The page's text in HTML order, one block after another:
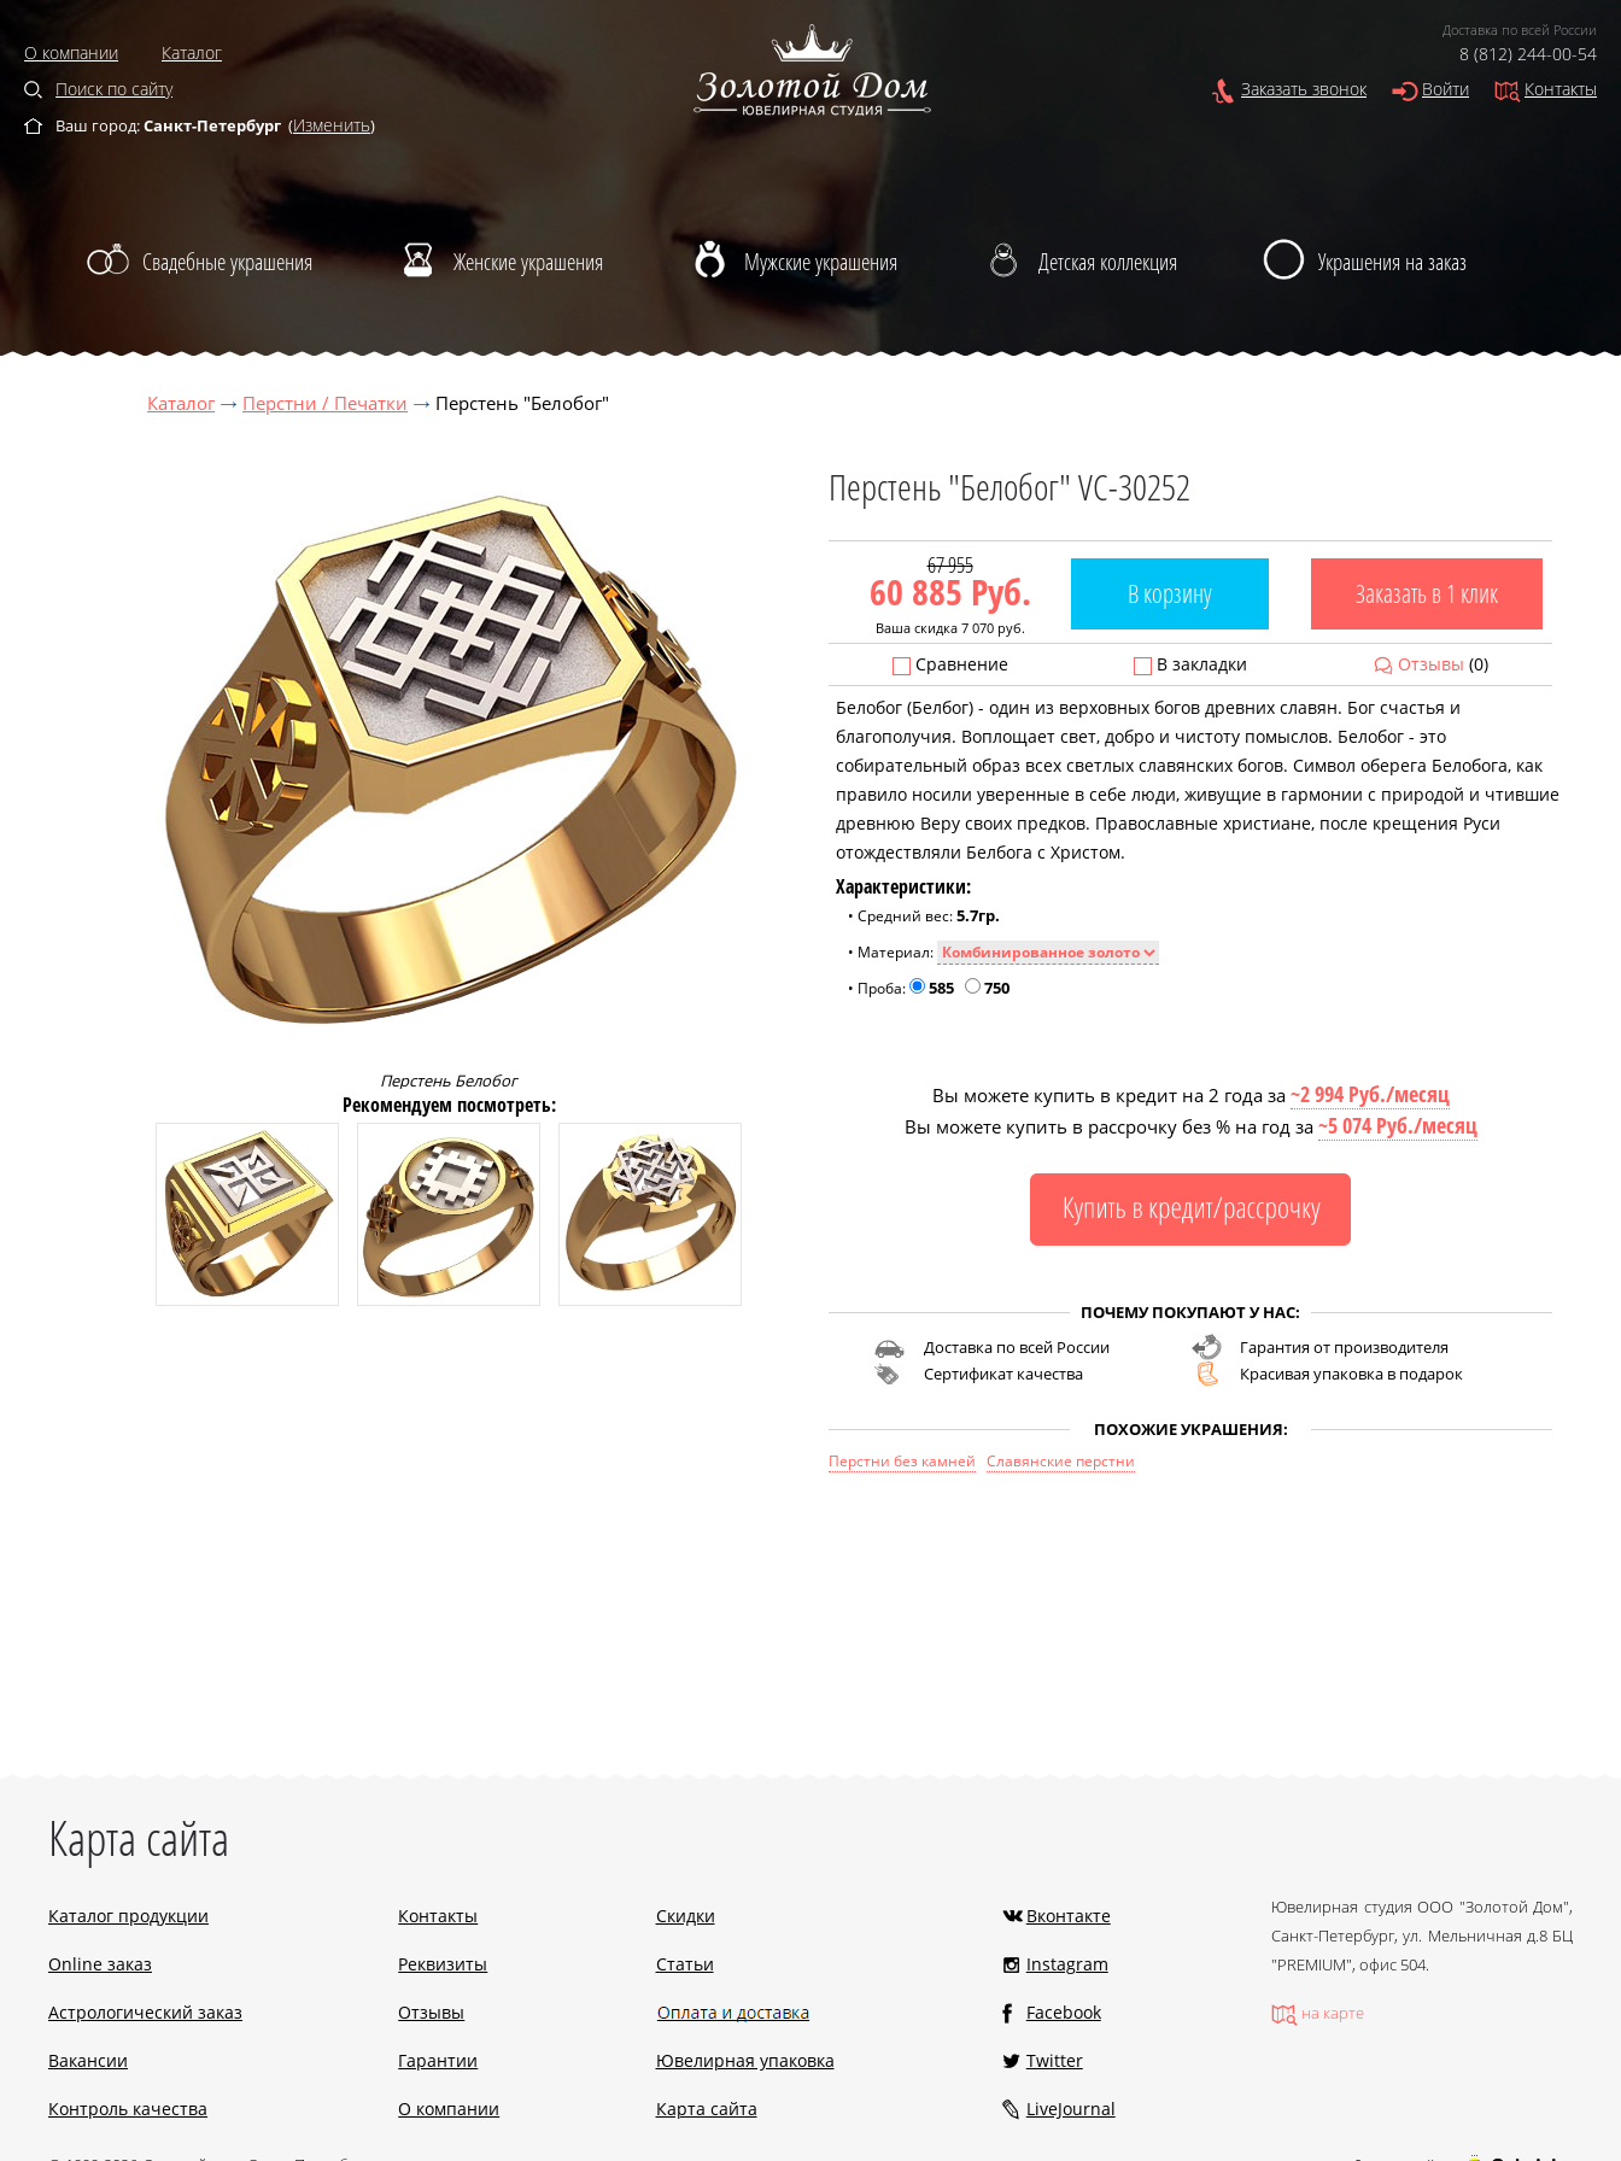
О компании
Каталог
Поиск по сайту
Ваш город:Санкт-Петербург (Изменить)
Доставка по всей России
8 (812) 244-00-54
Заказать звонок
Войти Контакты
Свадебные украшения Женские украшения Мужские украшения Детская коллекция Украшения на заказ
Каталог Перстни / Печатки Перстень "Белобог"
Перстень Белобог
Рекомендуем посмотреть:
Перстень "Белобог" VC-30252
67 955
60 885 Руб.
Ваша скидка 7 070 руб.
В корзину Заказать в 1 клик
Сравнение В закладки Отзывы (0)
Белобог (Белбог) - один из верховных богов древних славян. Бог счастья и
благополучия. Воплощает свет, добро и чистоту помыслов. Белобог - это
собирательный образ всех светлых славянских богов. Символ оберега Белобога, как
правило носили уверенные в себе люди, живущие в гармонии с природой и чтившие
древнюю Веру своих предков. Православные христиане, после крещения Руси
отождествляли Белбога с Христом.
Характеристики:
• Средний вес:5.7гр.
• Материал:
• Проба:
585 750
Вы можете купить в кредит на 2 года за ~2 994 Руб./месяц
Вы можете купить в рассрочку без % на год за ~5 074 Руб./месяц
ПОЧЕМУ ПОКУПАЮТ У НАС:
Доставка по всей России
Гарантия от производителя
Сертификат качества
Красивая упаковка в подарок
ПОХОЖИЕ УКРАШЕНИЯ:
Перстни без камней Славянские перстни
Карта сайта
Каталог продукции
Online заказ
Астрологический заказ
Вакансии
Контроль качества
Контакты
Реквизиты
Отзывы
Гарантии
О компании
Скидки
Статьи
Ювелирная упаковка
Карта сайта
Вконтакте
Instagram
Facebook
Twitter
LiveJournal
Ювелирная студия ООО "Золотой Дом",
Санкт-Петербург, ул. Мельничная д.8 БЦ
"PREMIUM", офис 504.
на карте